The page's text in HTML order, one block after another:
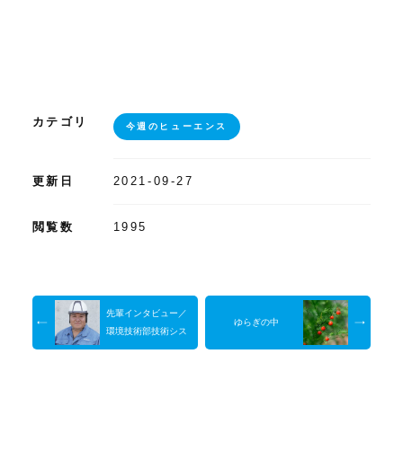
カテゴリ 今週のヒューエンス
更新日 2021-09-27
閲覧数 1995
ゆらぎの中
先輩インタビュー／
環境技術部技術シス
テム課・山崎大輝